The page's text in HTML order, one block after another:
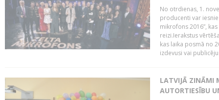
No otrdienas, 1.
producenti var
mikrofons 2016”,
reizi.Ierakstus
kas laika posmā no
izdevusi vai
LATVIJĀ ZINĀMI
AUTORTIESĪBU